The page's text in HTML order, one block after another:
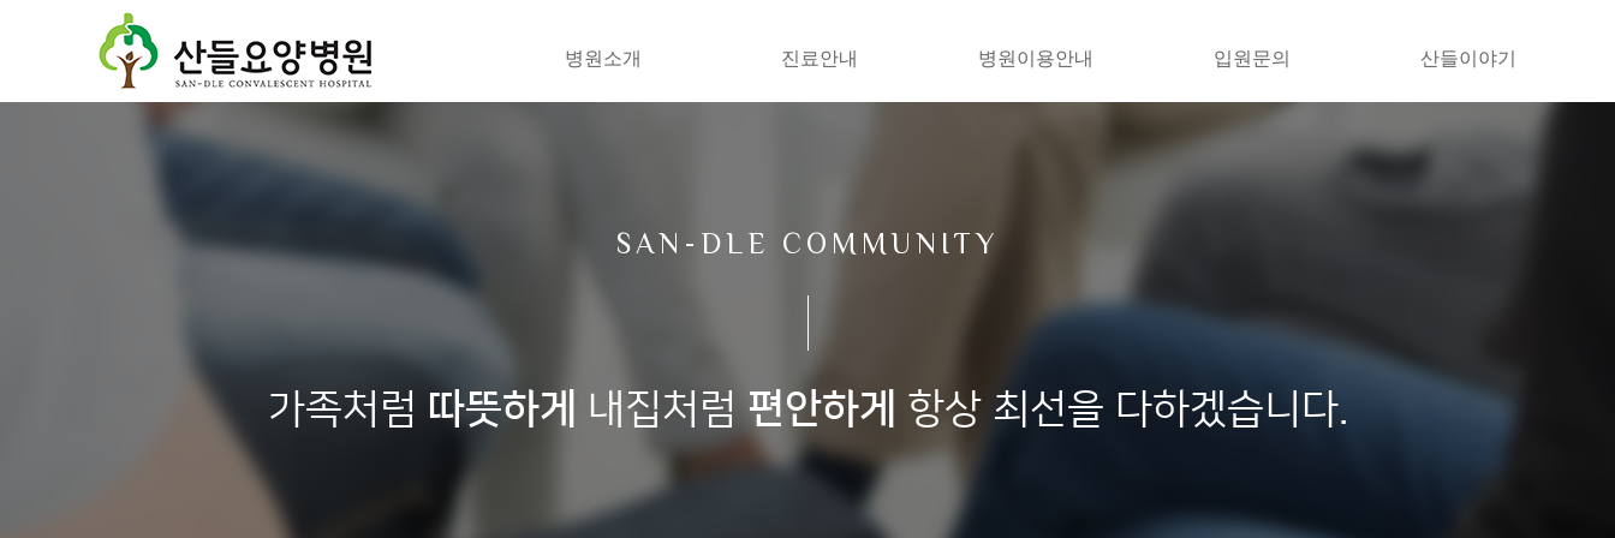
병원소개 진료안내 병원이용안내 입원문의 산들이야기
SAN-DLE COMMUNITY
가족처럼 따뜻하게 내집처럼 편안하게 항상 최선을 다하겠습니다.